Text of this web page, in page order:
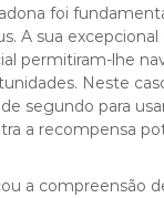
foi
A sua
permitiram-lhe
Neste
segundo para
a recompensa
a compreensão